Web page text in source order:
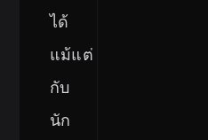
ได้
แม้แต่
กับ
นัก